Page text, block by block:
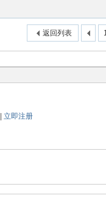
返回列表
立即注册